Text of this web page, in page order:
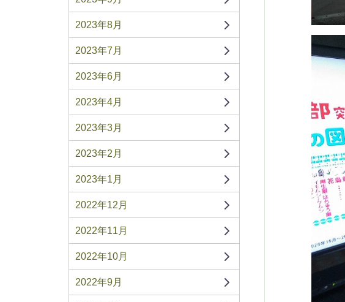
2023年8月
2023年7月
2023年6月
2023年4月
2023年3月
2023年2月
2023年1月
2022年12月
2022年11月
2022年10月
2022年9月